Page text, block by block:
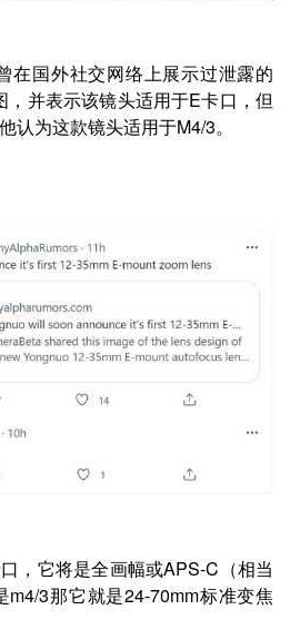
在国外社交网络上展示过泄露的
，并表示该镜头适用于E卡口，但
认为这款镜头适用于M4/3。
，它将是全画幅或APS-C（相当
m4/3那它就是24-70mm标准变焦